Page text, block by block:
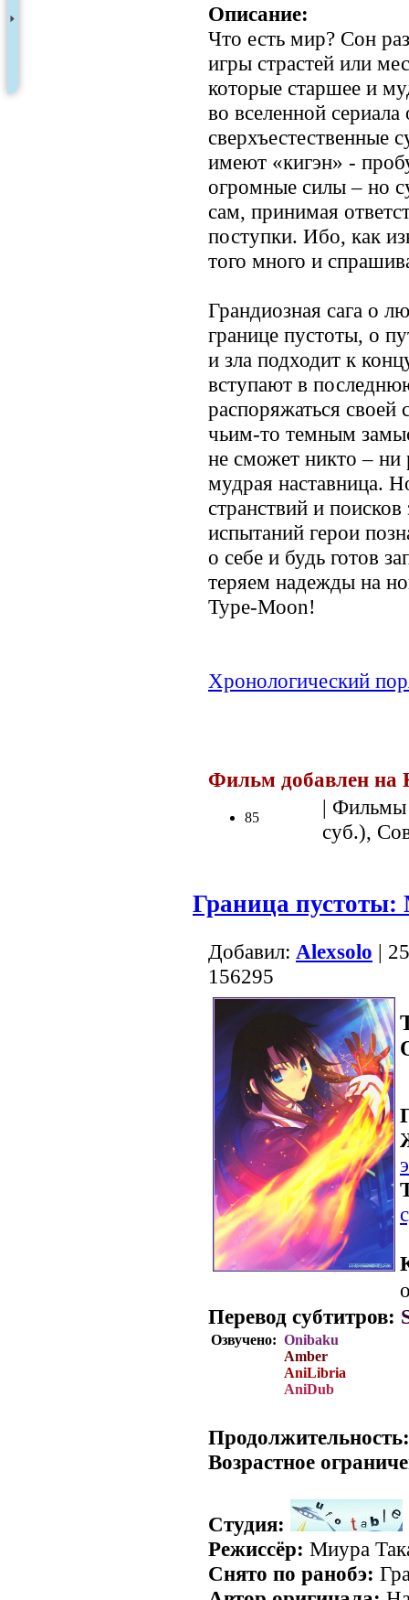
Описание:
Что есть мир? Сон
игры страстей или
которые старшее и
во вселенной
сверхъестественные
имеют «кигэн» -
огромные силы – но
сам, принимая
поступки. Ибо, как
того много и
Грандиозная сага о
границе пустоты, о
и зла подходит к
вступают в
распоряжаться своей
чьим-то темным
не сможет никто – ни
мудрая наставница.
странствий и
испытаний герои
о себе и будь готов
теряем надежды на
Type-Moon!
Хронологический
Фильм добавлен
85
| Фильмы
суб.),
Граница пустоты:
Добавил: Alexsolo |
156295
Перевод субтитров:
Озвучено: Onibaku
Amber
AniLibria
AniDub
Продолжительность:
Возрастное
Студия:
Режиссёр: Миура
Снято по ранобэ: